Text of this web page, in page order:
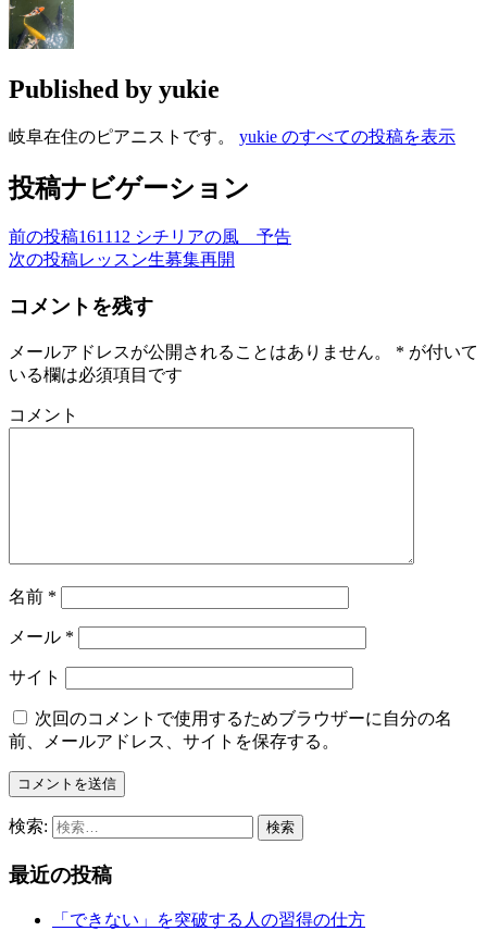
Published by yukie
岐阜在住のピアニストです。 yukie のすべての投稿を表示
投稿ナビゲーション
前の投稿161112 シチリアの風 予告
次の投稿レッスン生募集再開
コメントを残す
メールアドレスが公開されることはありません。 * が付いて
いる欄は必須項目です
コメント
名前 *
メール *
サイト
次回のコメントで使用するためブラウザーに自分の名
前、メールアドレス、サイトを保存する。
検索:
最近の投稿
「できない」を突破する人の習得の仕方